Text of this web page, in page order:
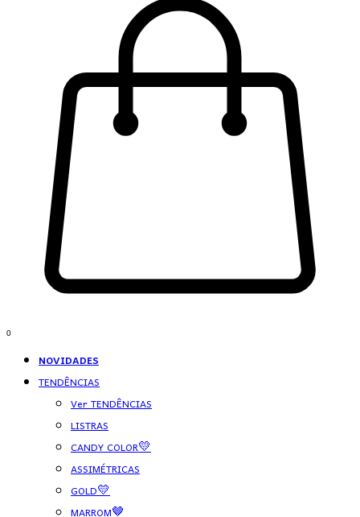
0
NOVIDADES
TENDÊNCIAS
Ver TENDÊNCIAS
LISTRAS
CANDY COLOR💛
ASSIMÉTRICAS
GOLD💛